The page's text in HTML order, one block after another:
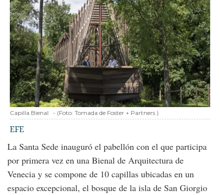
Capilla Bienal - (Foto: Tomada de Foster + Partners )
EFE
La Santa Sede inauguró el pabellón con el que participa
por primera vez en una Bienal de Arquitectura de
Venecia y se compone de 10 capillas ubicadas en un
espacio excepcional, el bosque de la isla de San Giorgio